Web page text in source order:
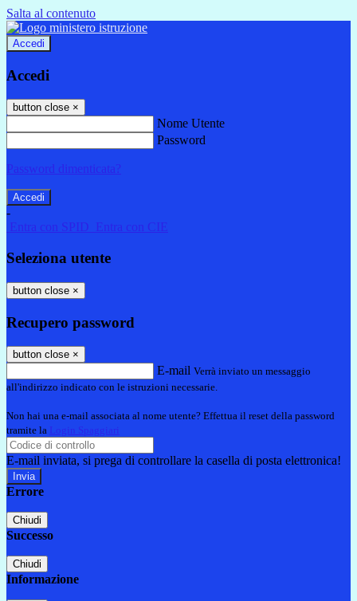
Salta al contenuto
Accedi
Accedi
button close ×
Nome Utente
Password
Password dimenticata?
-
Entra con SPID
Entra con CIE
Seleziona utente
button close ×
Recupero password
button close ×
E-mail Verrà inviato un messaggio
all'indirizzo indicato con le istruzioni necessarie.
Non hai una e-mail associata al nome utente? Effettua il reset della password
tramite la Login Spaggiari
E-mail inviata, si prega di controllare la casella di posta elettronica!
Errore
Chiudi
Successo
Chiudi
Informazione